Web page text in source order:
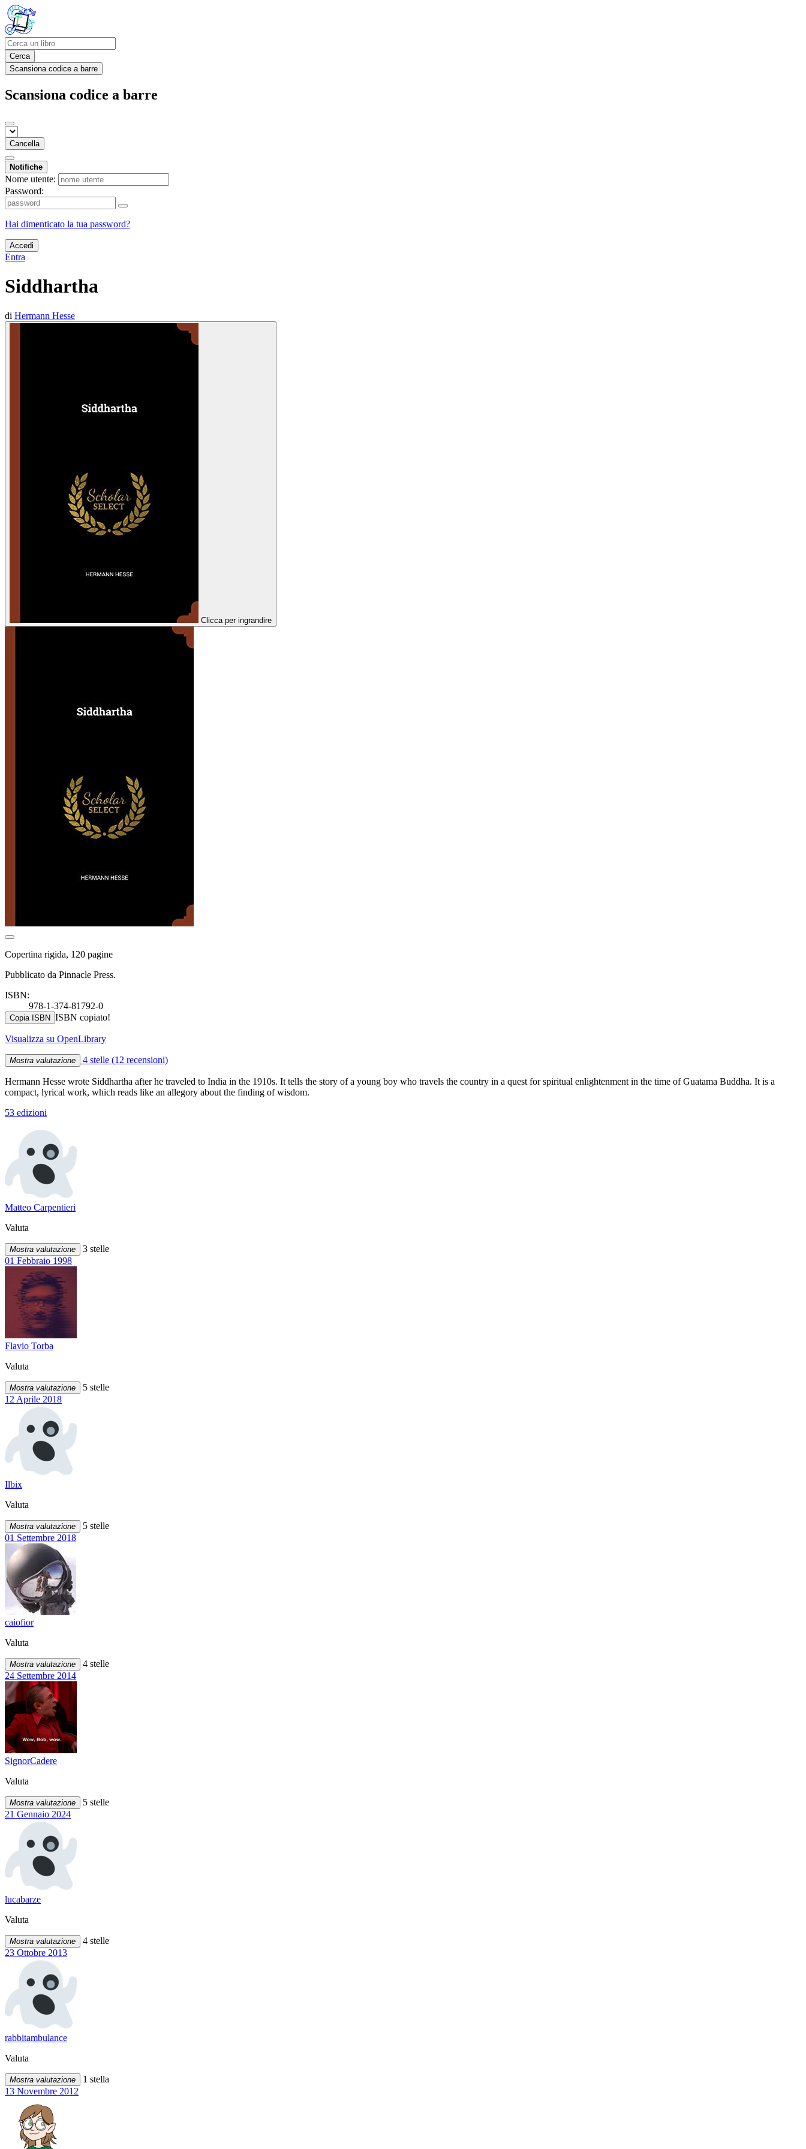
Cerca
Scansiona codice a barre
Scansiona codice a barre
Cancella
Notifiche
Nome utente:
Password:
Hai dimenticato la tua password?
Accedi
Entra
Siddhartha
di Hermann Hesse
Clicca per ingrandire
Copertina rigida, 120 pagine
Pubblicato da Pinnacle Press.
ISBN:
978-1-374-81792-0
Copia ISBN ISBN copiato!
Visualizza su OpenLibrary
Mostra valutazione 4 stelle (12 recensioni)
Hermann Hesse wrote Siddhartha after he traveled to India in the 1910s. It tells the story of a young boy who travels the country in a quest for spiritual enlightenment in the time of Guatama Buddha. It is a
compact, lyrical work, which reads like an allegory about the finding of wisdom.
53 edizioni
Matteo Carpentieri
Valuta
Mostra valutazione
3 stelle
01 Febbraio 1998
Flavio Torba
Valuta
Mostra valutazione
5 stelle
12 Aprile 2018
Ilbix
Valuta
Mostra valutazione
5 stelle
01 Settembre 2018
caiofior
Valuta
Mostra valutazione
4 stelle
24 Settembre 2014
SignorCadere
Valuta
Mostra valutazione
5 stelle
21 Gennaio 2024
lucabarze
Valuta
Mostra valutazione
4 stelle
23 Ottobre 2013
rabbitambulance
Valuta
Mostra valutazione
1 stella
13 Novembre 2012